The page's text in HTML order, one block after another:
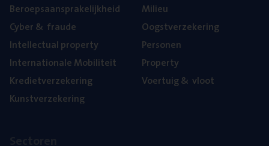
Beroeps­aan­spra­ke­lijk­heid
Cyber& fraude
Intel­lec­tu­al property
Inter­na­ti­o­na­le Mobiliteit
Kre­diet­ver­ze­ke­ring
Kunst­ver­ze­ke­ring
Mili­eu
Oogst­ver­ze­ke­ring
Per­so­nen
Pro­per­ty
Voer­tuig& vloot